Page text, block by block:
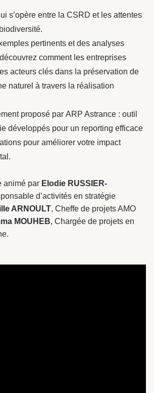
s’opère entre la CSRD et les attentes
pertinents et des analyses
comment les entreprises
acteurs clés dans la préservation de
naturel à travers la réalisation
proposé par ARP Astrance : outil
développés pour un reporting efficace
pour améliorer votre impact
animé par Elodie RUSSIER-
d’activités en stratégie
ARNOULT, Cheffe de projets AMO
MOUHEB, Chargée de projets en